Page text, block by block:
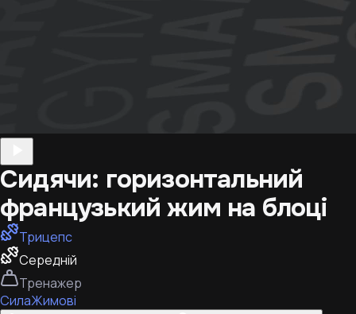
Сидячи: горизонтальний
французький жим на блоці
Трицепс
Середній
Тренажер
СилаЖимові